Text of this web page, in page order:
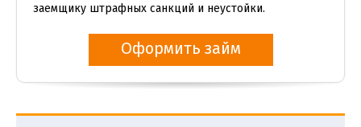
заемщику штрафных санкций и неустойки.
Оформить займ